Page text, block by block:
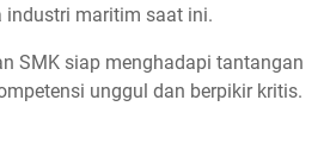
industri maritim saat ini.
SMK siap menghadapi tantangan
unggul dan berpikir kritis.